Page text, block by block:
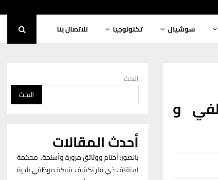
سوشيال تكنولوجيا للاتصال بنا
و
البحث
البحث
أحدث المقالات
بالصور: أختام ووثائق مزورة وأسلحة.. محكمة
استئناف ذي قار تكشف شبكة موظفي بلدية